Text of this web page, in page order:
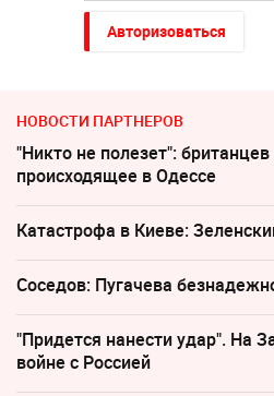
Авторизоваться
НОВОСТИ ПАРТНЕРОВ
"Никто не полезет":
происходящее в Одессе
Катастрофа в Киеве:
Соседов: Пугачева
"Придется нанести удар". На
войне с Россией